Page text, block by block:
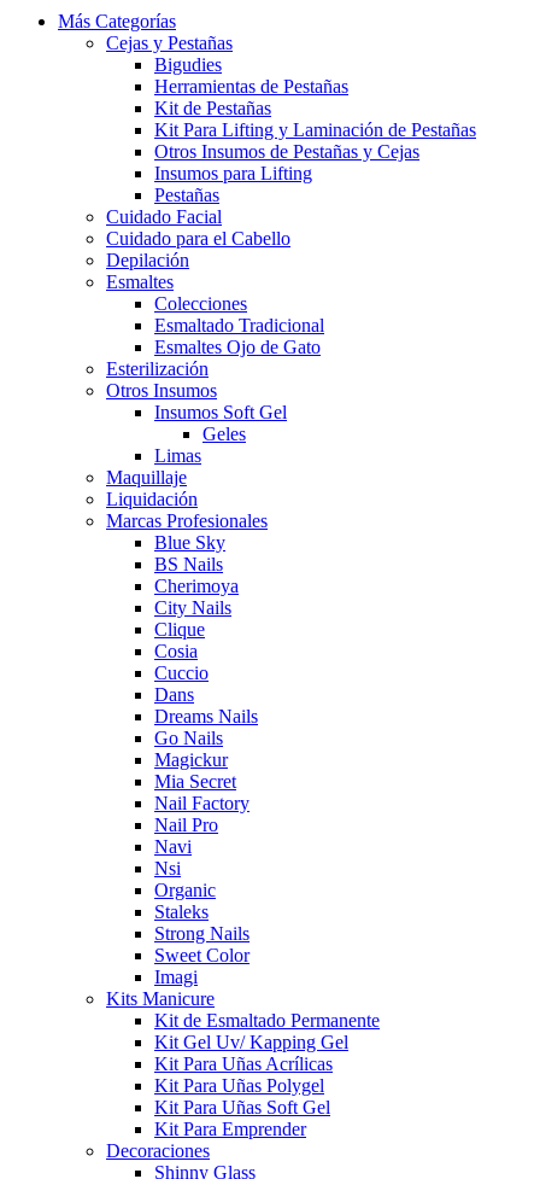
Más Categorías
Cejas y Pestañas
Bigudies
Herramientas de Pestañas
Kit de Pestañas
Kit Para Lifting y Laminación de Pestañas
Otros Insumos de Pestañas y Cejas
Insumos para Lifting
Pestañas
Cuidado Facial
Cuidado para el Cabello
Depilación
Esmaltes
Colecciones
Esmaltado Tradicional
Esmaltes Ojo de Gato
Esterilización
Otros Insumos
Insumos Soft Gel
Geles
Limas
Maquillaje
Liquidación
Marcas Profesionales
Blue Sky
BS Nails
Cherimoya
City Nails
Clique
Cosia
Cuccio
Dans
Dreams Nails
Go Nails
Magickur
Mia Secret
Nail Factory
Nail Pro
Navi
Nsi
Organic
Staleks
Strong Nails
Sweet Color
Imagi
Kits Manicure
Kit de Esmaltado Permanente
Kit Gel Uv/ Kapping Gel
Kit Para Uñas Acrílicas
Kit Para Uñas Polygel
Kit Para Uñas Soft Gel
Kit Para Emprender
Decoraciones
Shinny Glass